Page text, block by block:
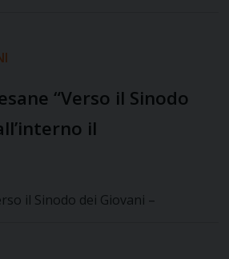
“Verso il Sinodo
il
il Sinodo dei Giovani –